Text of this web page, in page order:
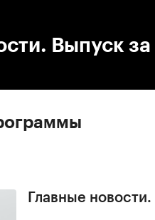
Выпуск
Главные